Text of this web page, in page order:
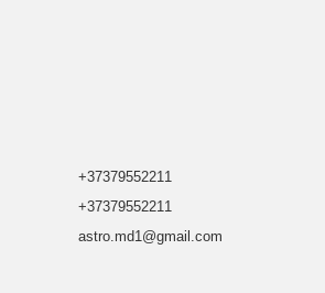
+37379552211
+37379552211
astro.md1@gmail.com